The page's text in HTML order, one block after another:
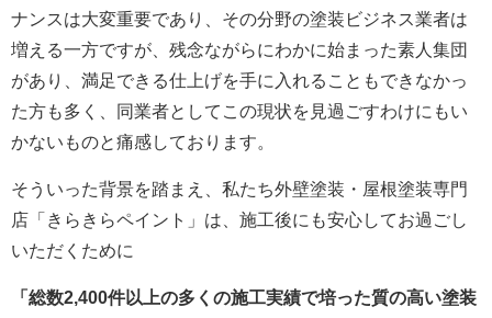
ナンスは大変重要であり、その分野の塗装ビジネス業者は
増える一方ですが、残念ながらにわかに始まった素人集団
があり、満足できる仕上げを手に入れることもできなかっ
た方も多く、同業者としてこの現状を見過ごすわけにもい
かないものと痛感しております。
そういった背景を踏まえ、私たち外壁塗装・屋根塗装専門
店「きらきらペイント」は、施工後にも安心してお過ごし
いただくために
「総数2,400件以上の多くの施工実績で培った質の高い塗装